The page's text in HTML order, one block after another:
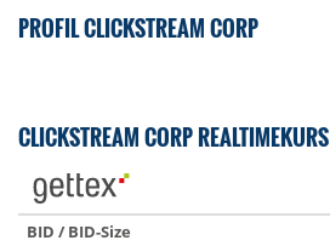
PROFIL CLICKSTREAM CORP
CLICKSTREAM CORP REALTIMEKURS
BID / BID-Size